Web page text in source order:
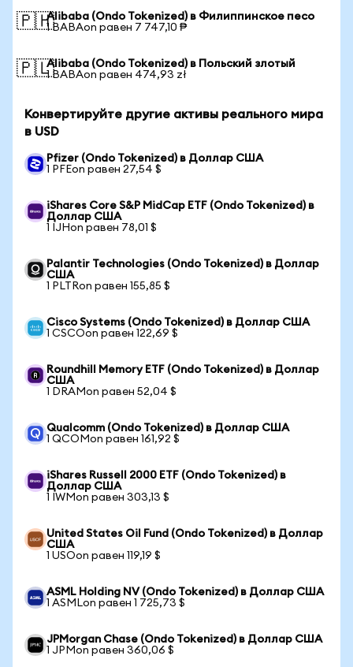
🇵🇭Alibaba (Ondo Tokenized) в Филиппинское песо
1 BABAon равен 7 747,10 ₱
🇵🇱Alibaba (Ondo Tokenized) в Польский злотый
1 BABAon равен 474,93 zł
Конвертируйте другие активы реального мира
в USD
Pfizer (Ondo Tokenized) в Доллар США
1 PFEon равен 27,54 $
iShares Core S&P MidCap ETF (Ondo Tokenized) в
Доллар США
1 IJHon равен 78,01 $
Palantir Technologies (Ondo Tokenized) в Доллар
США
1 PLTRon равен 155,85 $
Cisco Systems (Ondo Tokenized) в Доллар США
1 CSCOon равен 122,69 $
Roundhill Memory ETF (Ondo Tokenized) в Доллар
США
1 DRAMon равен 52,04 $
Qualcomm (Ondo Tokenized) в Доллар США
1 QCOMon равен 161,92 $
iShares Russell 2000 ETF (Ondo Tokenized) в
Доллар США
1 IWMon равен 303,13 $
United States Oil Fund (Ondo Tokenized) в Доллар
США
1 USOon равен 119,19 $
ASML Holding NV (Ondo Tokenized) в Доллар США
1 ASMLon равен 1 725,73 $
JPMorgan Chase (Ondo Tokenized) в Доллар США
1 JPMon равен 360,06 $